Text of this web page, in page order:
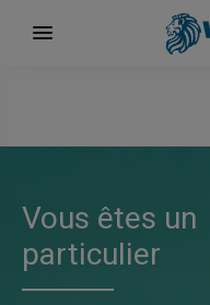
Vous êtes un
particulier